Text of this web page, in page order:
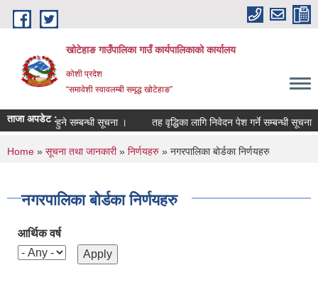
Skip to main content
खोटेहाङ गाउँपालिका गाउँ कार्यपालिकाको कार्यालय
कोशी प्रदेश
“समावेशी स्वावलम्बी समृद्ध खोटेहाङ”
ताजा अपडेट :
दर्ता हुने सम्बन्धी सूचना । तह वृद्धिका लागि निवेदन पेश गर्ने सम्बन्धी सूचना
You are here
Home » सूचना तथा जानकारी» निर्णयहरु » नगरपालिका बोर्डका निर्णयहरु
नगरपालिका बोर्डका निर्णयहरु
आर्थिक वर्ष